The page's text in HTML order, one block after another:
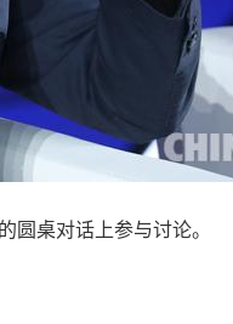
圆桌对话上参与讨论。